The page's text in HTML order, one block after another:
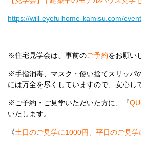
https://will-eyefulhome-kamisu.com/event
※住宅見学会は、事前のご予約をお願い
※手指消毒、マスク・使い捨てスリッパ
には万全を尽くしていますので、安心し
※ご予約・ご見学いただいた方に、『
いたします。
《土日のご見学に1000円、平日のご見学